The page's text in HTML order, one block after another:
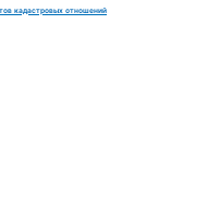
кадастровых отношений